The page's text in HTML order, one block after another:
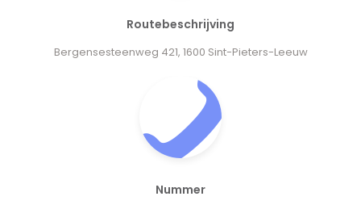
Routebeschrijving
Bergensesteenweg 421, 1600 Sint-Pieters-Leeuw
Nummer